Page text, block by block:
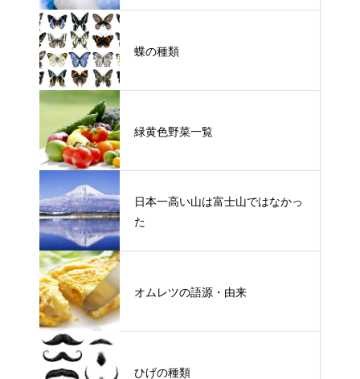
蝶の種類
緑黄色野菜一覧
日本一高い山は富士山ではなかっ
た
オムレツの語源・由来
ひげの種類